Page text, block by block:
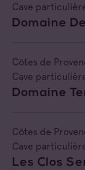
Cave
Domaine
Côtes de
Cave
Domaine
Côtes de
Cave
Les Clos